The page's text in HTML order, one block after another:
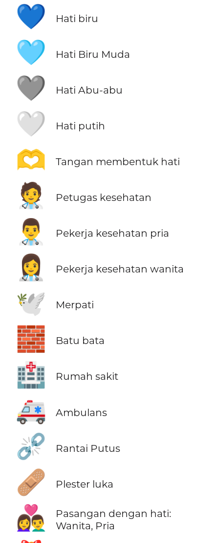
💙 Hati biru
🩵 Hati Biru Muda
🩶 Hati Abu-abu
🤍 Hati putih
🫶 Tangan membentuk hati
🧑‍⚕️ Petugas kesehatan
👨‍⚕️ Pekerja kesehatan pria
👩‍⚕️ Pekerja kesehatan wanita
🕊️ Merpati
🧱 Batu bata
🏥 Rumah sakit
🚑 Ambulans
⛓️‍💥 Rantai Putus
🩹 Plester luka
👩‍❤️‍👨
Pasangan dengan hati:
Wanita, Pria